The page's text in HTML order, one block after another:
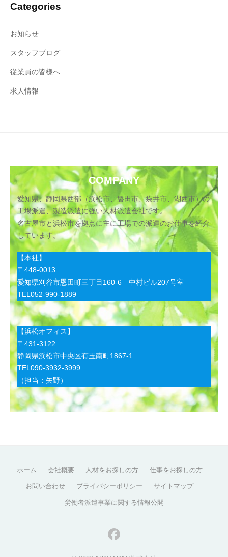
Categories
お知らせ
スタッフブログ
従業員の皆様へ
求人情報
COMPANY
愛知県、静岡県西部（浜松市、磐田市、袋井市、湖西市）の
工場派遣、製造派遣に強い人材派遣会社です。
名古屋市と浜松市を拠点に主に工場での派遣のお仕事を紹介
しています。
【本社】
〒448-0013
愛知県刈谷市恩田町三丁目160-6 中村ビル207号室
TEL052-990-1889
【浜松オフィス】
〒431-3122
静岡県浜松市中央区有玉南町1867-1
TEL090-3932-3999
（担当：矢野）
ホーム 会社概要 人材をお探しの方 仕事をお探しの方
お問い合わせ プライバシーポリシー サイトマップ
労働者派遣事業に関する情報公開
facebook